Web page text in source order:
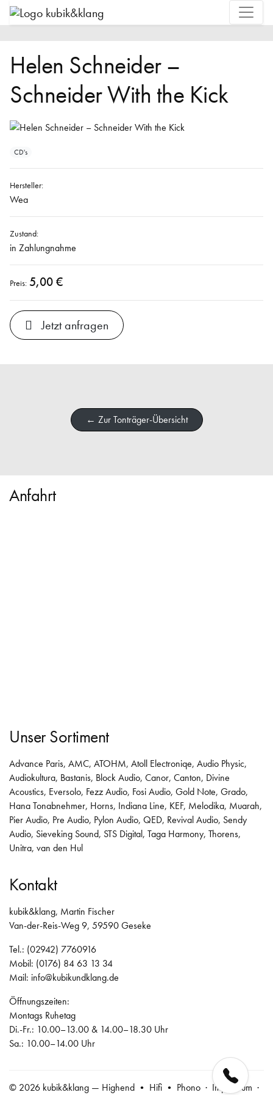
Helen Schneider –
Schneider With the Kick
CD's
Hersteller:
Wea
Zustand:
in Zahlungnahme
Preis: 5,00 €
Jetzt anfragen
← Zur Tonträger-Übersicht
Anfahrt
Unser Sortiment
Advance Paris, AMC, ATOHM, Atoll Electroniqe, Audio Physic,
Audiokultura, Bastanis, Block Audio, Canor, Canton, Divine
Acoustics, Eversolo, Fezz Audio, Fosi Audio, Gold Note, Grado,
Hana Tonabnehmer, Horns, Indiana Line, KEF, Melodika, Muarah,
Pier Audio, Pre Audio, Pylon Audio, QED, Revival Audio, Sendy
Audio, Sieveking Sound, STS Digital, Taga Harmony, Thorens,
Unitra, van den Hul
Kontakt
kubik&klang, Martin Fischer
Van-der-Reis-Weg 9, 59590 Geseke
Tel.: (02942) 7760916
Mobil: (0176) 84 63 13 34
Mail: info@kubikundklang.de
Öffnungszeiten:
Montags Ruhetag
Di.-Fr.: 10.00–13.00 & 14.00–18.30 Uhr
Sa.: 10.00–14.00 Uhr
© 2026 kubik&klang — Highend • Hifi • Phono · Impressum ·